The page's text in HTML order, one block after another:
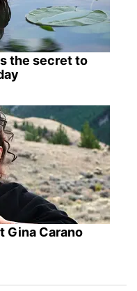
the secret to
Gina Carano